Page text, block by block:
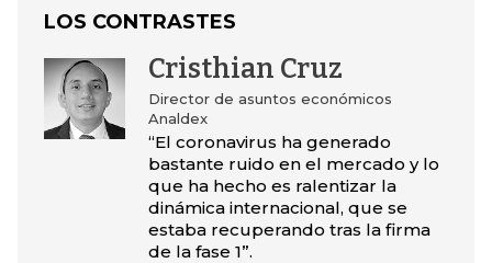
LOS CONTRASTES
Cristhian Cruz
Director de asuntos económicos
Analdex
“El coronavirus ha generado
bastante ruido en el mercado y lo
que ha hecho es ralentizar la
dinámica internacional, que se
estaba recuperando tras la firma
de la fase 1”.